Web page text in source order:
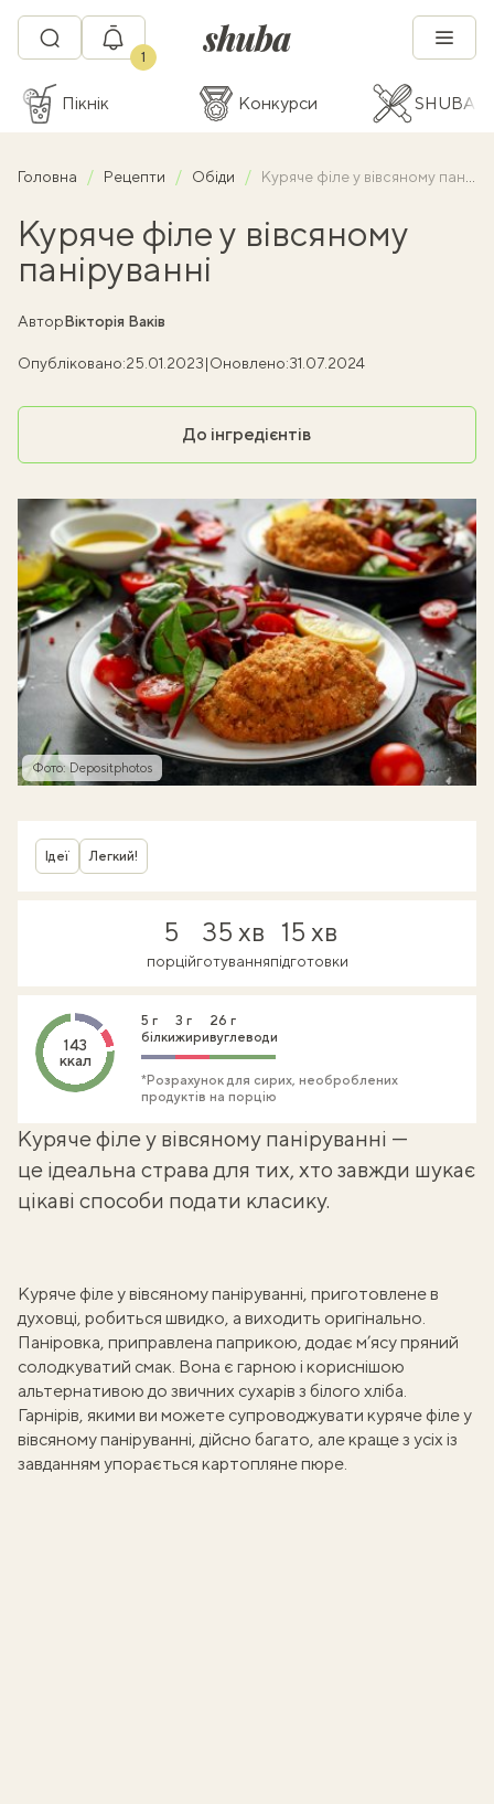
1
Пікнік Конкурси SHUBA
Головна Рецепти Обіди Куряче філе у вівсяному паніруванні
Куряче філе у вівсяному
паніруванні
АвторВікторія Ваків
Опубліковано:25.01.2023|Оновлено:31.07.2024
До інгредієнтів
Фото: Depositphotos
Ідеї Легкий!
5
порцій
35 хв
готування
15 хв
підготовки
143
ккал
5 г
білки
3 г
жири
26 г
вуглеводи
*Розрахунок для сирих, необроблених
продуктів на порцію
Куряче філе у вівсяному паніруванні —
це ідеальна страва для тих, хто завжди шукає
цікаві способи подати класику.
Куряче філе у вівсяному паніруванні, приготовлене в
духовці, робиться швидко, а виходить оригінально.
Паніровка, приправлена паприкою, додає м’ясу пряний
солодкуватий смак. Вона є гарною і кориснішою
альтернативою до звичних сухарів з білого хліба.
Гарнірів, якими ви можете супроводжувати куряче філе у
вівсяному паніруванні, дійсно багато, але краще з усіх із
завданням упорається картопляне пюре.